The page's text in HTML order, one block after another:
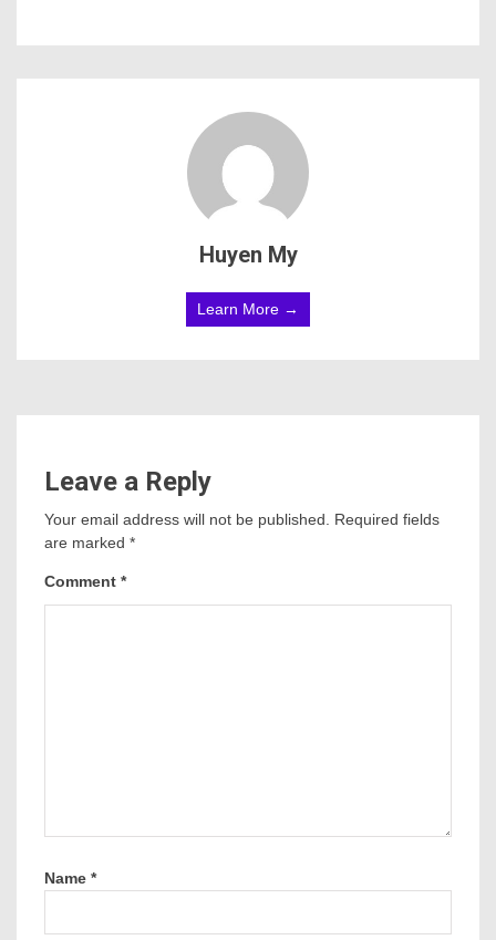
Huyen My
Learn More →
Leave a Reply
Your email address will not be published.
Required fields
are marked *
Comment *
Name *